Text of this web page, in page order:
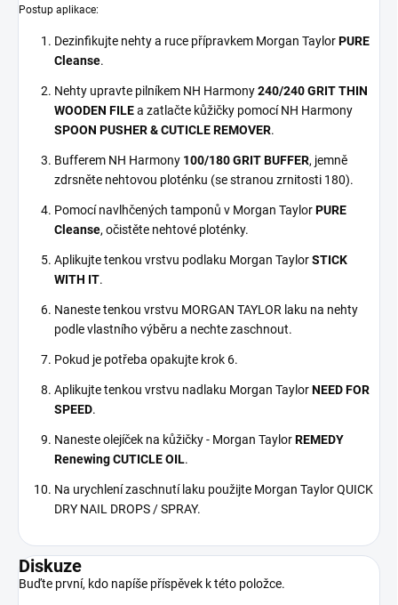
Postup aplikace:
Dezinfikujte nehty a ruce přípravkem Morgan TaylorPURE
Cleanse.
Nehty upravte pilníkem NH Harmony240/240 GRIT THIN
WOODEN FILEa zatlačte kůžičky pomocí NH Harmony
SPOON PUSHER & CUTICLE REMOVER.
Bufferem NH Harmony 100/180 GRIT BUFFER, jemně
zdrsněte nehtovou ploténku (se stranou zrnitosti 180).
Pomocí navlhčených tamponů v Morgan TaylorPURE
Cleanse, očistěte nehtové ploténky.
Aplikujte tenkou vrstvu podlaku Morgan TaylorSTICK
WITH IT.
Naneste tenkou vrstvu MORGAN TAYLOR laku na nehty
podle vlastního výběru a nechte zaschnout.
Pokud je potřeba opakujte krok 6.
Aplikujte tenkou vrstvu nadlaku Morgan TaylorNEED FOR
SPEED.
Naneste olejíček na kůžičky - Morgan TaylorREMEDY
Renewing CUTICLE OIL.
Na urychlení zaschnutí laku použijte Morgan Taylor QUICK
DRY NAIL DROPS / SPRAY.
Diskuze
Buďte první, kdo napíše příspěvek k této položce.